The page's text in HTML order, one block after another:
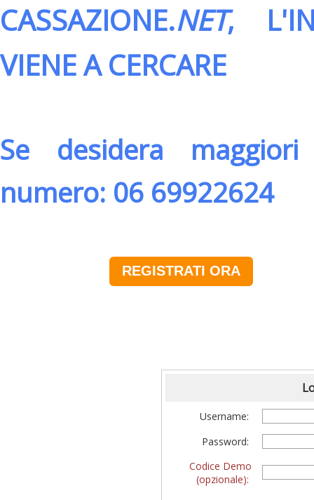
CASSAZIONE.NET,
VIENE A CERCARE
Se desidera
numero: 06 69922624
REGISTRATI ORA
Username:
Password:
Codice Demo
(opzionale):